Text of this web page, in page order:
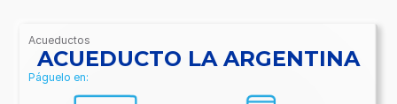
Acueductos
/BancoBCR-
Contenido/Conectividades/Acueductos
ACUEDUCTO LA ARGENTINA
Páguelo en: